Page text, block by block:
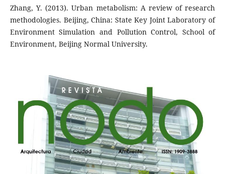
Zhang, Y. (2013). Urban metabolism: A review of research
methodologies. Beijing, China: State Key Joint Laboratory of
Environment Simulation and Pollution Control, School of
Environment, Beijing Normal University.